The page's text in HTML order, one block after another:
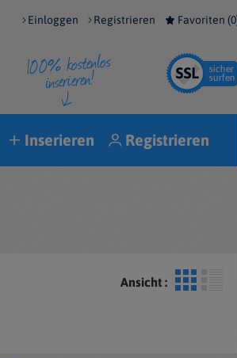
Einloggen Registrieren Favoriten (0
Inserieren Registrieren
Ansicht :